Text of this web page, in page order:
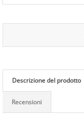
Descrizione del prodotto
Recensioni